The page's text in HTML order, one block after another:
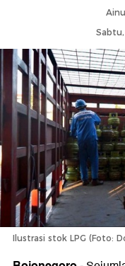
Sabtu,
Ilustrasi stok LPG (Foto: